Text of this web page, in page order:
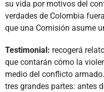
su vida por motivos del
verdades de Colombia
que una Comisión asume
Testimonial: recogerá
que contarán cómo la
medio del conflicto
tres grandes partes: antes